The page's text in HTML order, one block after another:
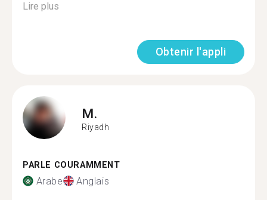
Lire plus
Obtenir l'appli
M.
Riyadh
PARLE COURAMMENT
Arabe Anglais